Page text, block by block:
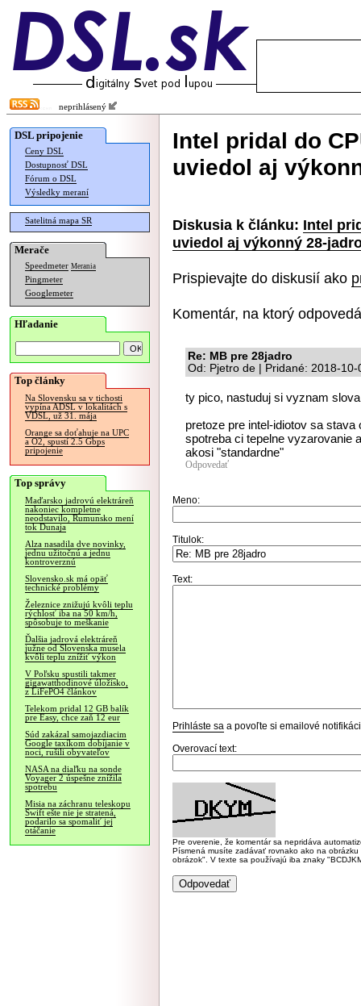
neprihlásený
DSL pripojenie
Ceny DSL
Dostupnosť DSL
Fórum o DSL
Výsledky meraní
Satelitná mapa SR
Merače
Speedmeter Merania
Pingmeter
Googlemeter
Hľadanie
Top články
Na Slovensku sa v tichosti
vypína ADSL v lokalitách s
VDSL, už 31. mája
Orange sa doťahuje na UPC
a O2, spustí 2.5 Gbps
pripojenie
Top správy
Maďarsko jadrovú elektráreň
nakoniec kompletne
neodstavilo, Rumunsko mení
tok Dunaja
Alza nasadila dve novinky,
jednu užitočnú a jednu
kontroverznú
Slovensko.sk má opäť
technické problémy
Železnice znižujú kvôli teplu
rýchlosť iba na 50 km/h,
spôsobuje to meškanie
Ďalšia jadrová elektráreň
južne od Slovenska musela
kvôli teplu znížiť výkon
V Poľsku spustili takmer
gigawatthodinové úložisko,
z LiFePO4 článkov
Telekom pridal 12 GB balík
pre Easy, chce zaň 12 eur
Súd zakázal samojazdiacim
Google taxíkom dobíjanie v
noci, rušili obyvateľov
NASA na diaľku na sonde
Voyager 2 úspešne znížila
spotrebu
Misia na záchranu teleskopu
Swift ešte nie je stratená,
podarilo sa spomaliť jej
otáčanie
Intel pridal do
uviedol aj
Diskusia k článku: Intel
uviedol aj výkonný 28-
Prispievajte do diskusií ako
Komentár, na ktorý
Re: MB pre 28jadro
Od: Pjetro de | Pridané: 2018-
ty pico, nastuduj si vyznam
pretoze pre intel-idiotov sa
spotreba ci tepelne vyzarovanie
akosi "standardne"
Odpovedať
Meno:
Titulok:
Text:
Prihláste sa a povoľte si emailové
Overovací text:
Pre overenie, že komentár sa nepridáva
Písmená musíte zadávať rovnako ako na
obrázok". V texte sa používajú iba znaky